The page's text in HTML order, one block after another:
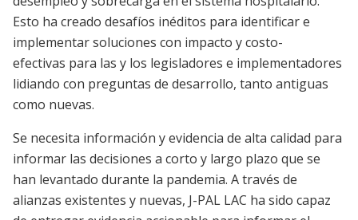
Esto ha creado desafíos inéditos para identificar e
implementar soluciones con impacto y costo-
efectivas para las y los legisladores e implementadores
lidiando con preguntas de desarrollo, tanto antiguas
como nuevas.
Se necesita información y evidencia de alta calidad para
informar las decisiones a corto y largo plazo que se
han levantado durante la pandemia. A través de
alianzas existentes y nuevas, J-PAL LAC ha sido capaz